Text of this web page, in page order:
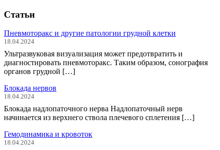
Статьи
Пневмоторакс и другие патологии грудной клетки
18.04.2024
Ультразвуковая визуализация может предотвратить и
диагностировать пневмоторакс. Таким образом, сонография
органов грудной […]
Блокада нервов
18.04.2024
Блокада надлопаточного нерва Надлопаточный нерв
начинается из верхнего ствола плечевого сплетения […]
Гемодинамика и кровоток
18.04.2024